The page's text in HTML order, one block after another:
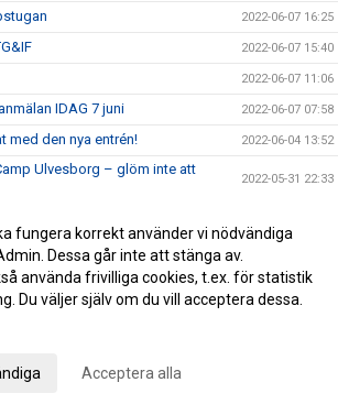
2022-06-07 16:25
2022-06-07 15:40
2022-06-07 11:06
IDAG 7 juni 2022-06-07 07:58
med den nya entrén! 2022-06-04 13:52
Ulvesborg – glöm inte att
2022-05-31 22:33
mot serieledaren
2022-05-30 12:52
fungera korrekt använder vi nödvändiga
Dessa går inte att stänga av.
använda frivilliga cookies, t.ex. för statistik
Du väljer själv om du vill acceptera dessa.
Acceptera alla